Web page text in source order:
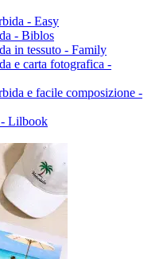
- Easy
- Biblos
in tessuto - Family
e carta fotografica -
e facile composizione -
Lilbook